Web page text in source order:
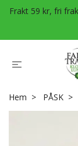
Frakt 59 kr, fri
Hem PÅSK